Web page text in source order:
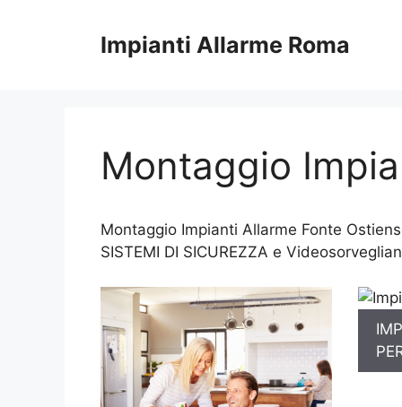
Impianti Allarme Roma
Montaggio
Montaggio Impianti Allarme Fonte
SISTEMI DI SICUREZZA e